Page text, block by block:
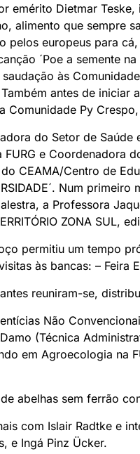
emérito Dietmar
alimento que
pelos europeus para
´Poe a semente
às
antes de
Comunidade Py
do Setor de Saúde
e Coordenadora
CEAMA/Centro de
Num
a Professora
ZONA SUL,
permitiu um tempo
às bancas: – Feira
reuniram-se,
Não
(Técnica
em Agroecologia na
abelhas sem ferrão
com Islair Radtke e
e Ingá Pinz Ücker.